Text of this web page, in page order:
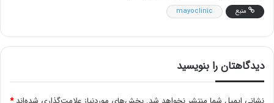
منبع mayoclinic
دیدگاهتان را بنویسید